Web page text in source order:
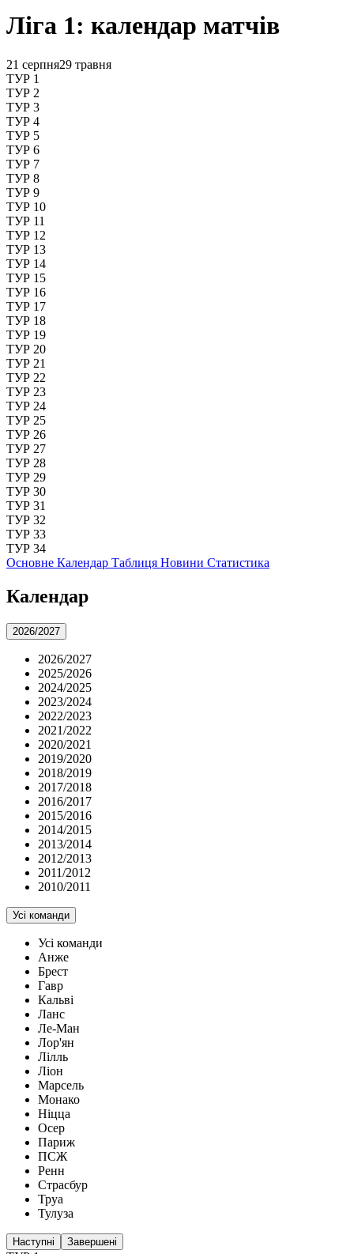
Ліга 1: календар матчів
21 серпня29 травня
ТУР 1
ТУР 2
ТУР 3
ТУР 4
ТУР 5
ТУР 6
ТУР 7
ТУР 8
ТУР 9
ТУР 10
ТУР 11
ТУР 12
ТУР 13
ТУР 14
ТУР 15
ТУР 16
ТУР 17
ТУР 18
ТУР 19
ТУР 20
ТУР 21
ТУР 22
ТУР 23
ТУР 24
ТУР 25
ТУР 26
ТУР 27
ТУР 28
ТУР 29
ТУР 30
ТУР 31
ТУР 32
ТУР 33
ТУР 34
Основне Календар Таблиця Новини Статистика
Календар
2026/2027
2026/2027
2025/2026
2024/2025
2023/2024
2022/2023
2021/2022
2020/2021
2019/2020
2018/2019
2017/2018
2016/2017
2015/2016
2014/2015
2013/2014
2012/2013
2011/2012
2010/2011
Усі команди
Усі команди
Анже
Брест
Гавр
Кальві
Ланс
Ле-Ман
Лор'ян
Лілль
Ліон
Марсель
Монако
Ніцца
Осер
Париж
ПСЖ
Ренн
Страсбур
Труа
Тулуза
Наступні Завершені